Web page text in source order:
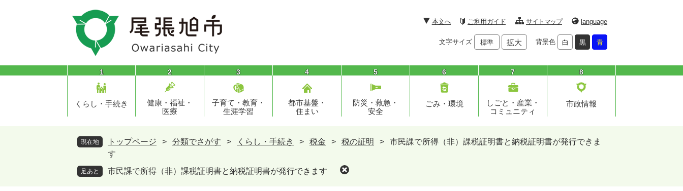
頭
飛
本文へ ご利用ガイド サイトマップ language
文字サイズ 標準 拡大 背景色 白 黒 青
1
くらし・手続き
2
健康・福祉・
医療
3
子育て・教育・
生涯学習
4
都市基盤・
住まい
5
防災・救急・
安全
6
ごみ・環境
7
しごと・産業・
コミュニティ
8
市政情報
現在地 トップページ > 分類でさがす > くらし・手続き > 税金 > 税の証明 >
市民課で所得（非）課税証明書と納税証明書が発行できま
す
足あと 市民課で所得（非）課税証明書と納税証明書が発行できます